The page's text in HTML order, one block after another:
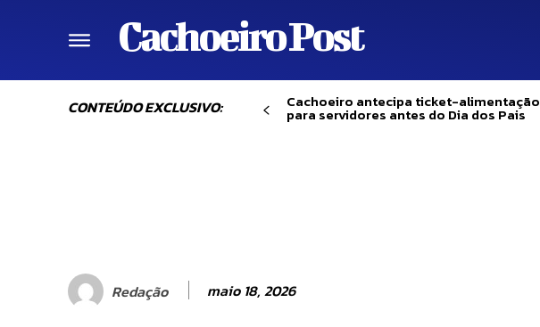
Cachoeiro Post
CONTEÚDO EXCLUSIVO: Cachoeiro antecipa ticket-alimentação
para servidores antes do Dia dos Pais
Redação maio 18, 2026